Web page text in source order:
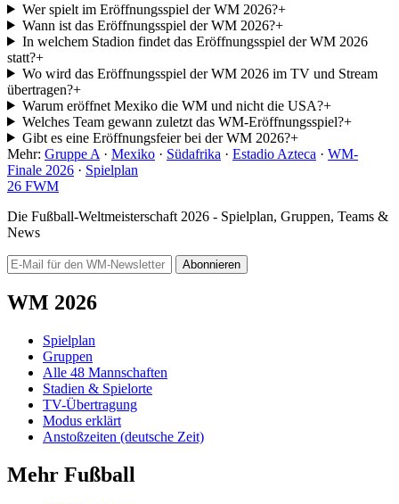
Wer spielt im Eröffnungsspiel der WM 2026?+
Wann ist das Eröffnungsspiel der WM 2026?+
In welchem Stadion findet das Eröffnungsspiel der WM 2026
statt?+
Wo wird das Eröffnungsspiel der WM 2026 im TV und Stream
übertragen?+
Warum eröffnet Mexiko die WM und nicht die USA?+
Welches Team gewann zuletzt das WM-Eröffnungsspiel?+
Gibt es eine Eröffnungsfeier bei der WM 2026?+
Mehr: Gruppe A · Mexiko · Südafrika · Estadio Azteca · WM-
Finale 2026 · Spielplan
26 FWM
Die Fußball-Weltmeisterschaft 2026 - Spielplan, Gruppen, Teams &
News
Abonnieren
WM 2026
Spielplan
Gruppen
Alle 48 Mannschaften
Stadien & Spielorte
TV-Übertragung
Modus erklärt
Anstoßzeiten (deutsche Zeit)
Mehr Fußball